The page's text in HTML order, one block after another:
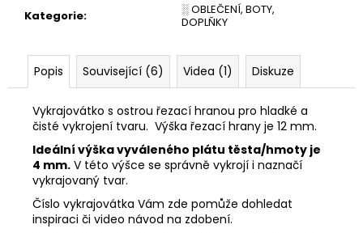
Kategorie:
░ OBLEČENÍ, BOTY,
DOPLŇKY
Popis Související (6) Videa (1) Diskuze
Vykrajovátko s ostrou řezací hranou pro hladké a
čisté vykrojení tvaru. Výška řezací hrany je 12 mm.
Ideální výška vyváleného plátu těsta/hmoty je
4 mm. V této výšce se správně vykrojí i naznačí
vykrajovaný tvar.
Číslo vykrajovátka Vám zde pomůže dohledat
inspiraci či video návod na zdobení.
VYKRAJOVÁTKA